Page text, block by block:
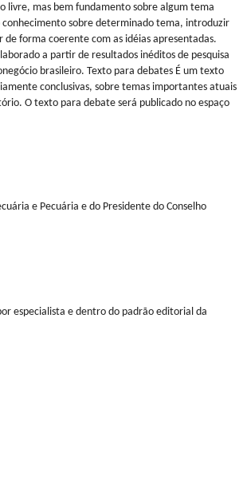
livre, mas bem fundamento sobre algum tema
sobre determinado tema, introduzir
forma coerente com as idéias apresentadas.
a partir de resultados inéditos de pesquisa
brasileiro. Texto para debates É um texto
conclusivas, sobre temas importantes atuais
O texto para debate será publicado no espaço
e Pecuária e do Presidente do Conselho
especialista e dentro do padrão editorial da